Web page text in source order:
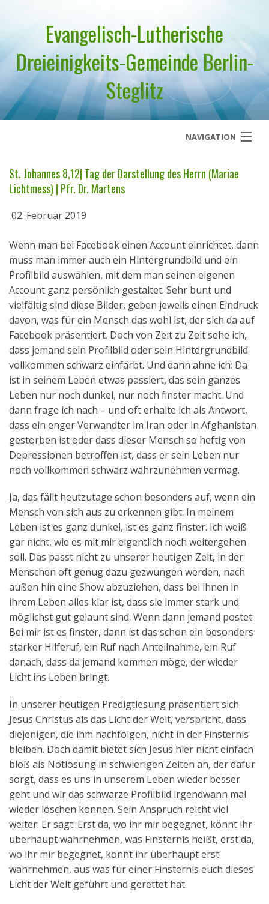
Evangelisch-Lutherische
Dreieinigkeits-Gemeinde Berlin-
Steglitz
NAVIGATION
Über uns
Geistliches Wort
Termine
Aktuelles
Kontakt
English
St. Johannes 8,12| Tag der Darstellung des Herrn (Mariae
Lichtmess) | Pfr. Dr. Martens
02. Februar 2019
Wenn man bei Facebook einen Account einrichtet, dann
muss man immer auch ein Hintergrundbild und ein
Profilbild auswählen, mit dem man seinen eigenen
Account ganz persönlich gestaltet. Sehr bunt und
vielfältig sind diese Bilder, geben jeweils einen Eindruck
davon, was für ein Mensch das wohl ist, der sich da auf
Facebook präsentiert. Doch von Zeit zu Zeit sehe ich,
dass jemand sein Profilbild oder sein Hintergrundbild
vollkommen schwarz einfärbt. Und dann ahne ich: Da
ist in seinem Leben etwas passiert, das sein ganzes
Leben nur noch dunkel, nur noch finster macht. Und
dann frage ich nach – und oft erhalte ich als Antwort,
dass ein enger Verwandter im Iran oder in Afghanistan
gestorben ist oder dass dieser Mensch so heftig von
Depressionen betroffen ist, dass er sein Leben nur
noch vollkommen schwarz wahrzunehmen vermag.
Ja, das fällt heutzutage schon besonders auf, wenn ein
Mensch von sich aus zu erkennen gibt: In meinem
Leben ist es ganz dunkel, ist es ganz finster. Ich weiß
gar nicht, wie es mit mir eigentlich noch weitergehen
soll. Das passt nicht zu unserer heutigen Zeit, in der
Menschen oft genug dazu gezwungen werden, nach
außen hin eine Show abzuziehen, dass bei ihnen in
ihrem Leben alles klar ist, dass sie immer stark und
möglichst gut gelaunt sind. Wenn dann jemand postet:
Bei mir ist es finster, dann ist das schon ein besonders
starker Hilferuf, ein Ruf nach Anteilnahme, ein Ruf
danach, dass da jemand kommen möge, der wieder
Licht ins Leben bringt.
In unserer heutigen Predigtlesung präsentiert sich
Jesus Christus als das Licht der Welt, verspricht, dass
diejenigen, die ihm nachfolgen, nicht in der Finsternis
bleiben. Doch damit bietet sich Jesus hier nicht einfach
bloß als Notlösung in schwierigen Zeiten an, der dafür
sorgt, dass es uns in unserem Leben wieder besser
geht und wir das schwarze Profilbild irgendwann mal
wieder löschen können. Sein Anspruch reicht viel
weiter: Er sagt: Erst da, wo ihr mir begegnet, könnt ihr
überhaupt wahrnehmen, was Finsternis heißt, erst da,
wo ihr mir begegnet, könnt ihr überhaupt erst
wahrnehmen, aus was für einer Finsternis euch dieses
Licht der Welt geführt und gerettet hat.